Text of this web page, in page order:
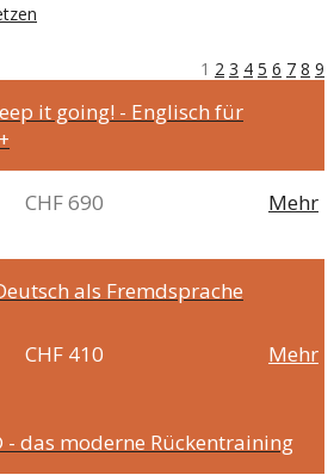
1 2 3 4 5 6 7 8 9
it going! - Englisch für
CHF 690 Mehr
als Fremdsprache
CHF 410 Mehr
das moderne Rückentraining